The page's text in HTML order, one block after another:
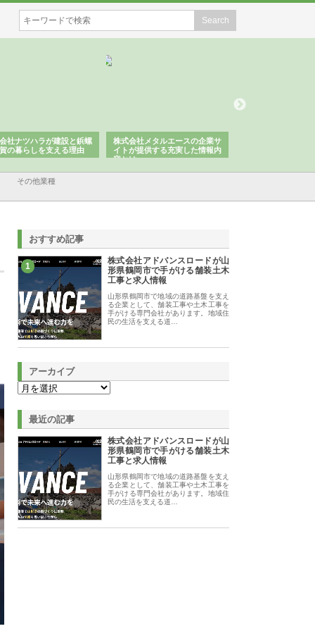
社メタルエースの企業サ
提供する充実した情報内
株式会社ＣＳＡの事業内容と強
みを徹底解説
その他業種
おすすめ記事
1
株式会社アドバンスロードが山
形県鶴岡市で手がける舗装土木
工事と求人情報
山形県鶴岡市で地域の道路基盤を支え
る企業として、舗装工事や土木工事を
手がける専門会社があります。地域住
民の生活を支える道…
アーカイブ
最近の記事
株式会社アドバンスロードが山
形県鶴岡市で手がける舗装土木
工事と求人情報
山形県鶴岡市で地域の道路基盤を支え
る企業として、舗装工事や土木工事を
手がける専門会社があります。地域住
民の生活を支える道…